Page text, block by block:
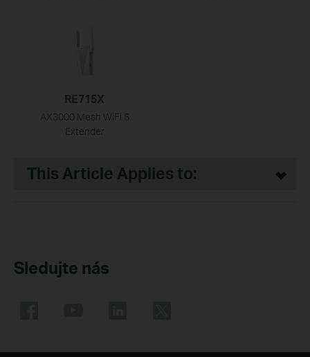
RE715X
AX3000 Mesh WiFi 6
Extender
This Article Applies to:
Sledujte nás